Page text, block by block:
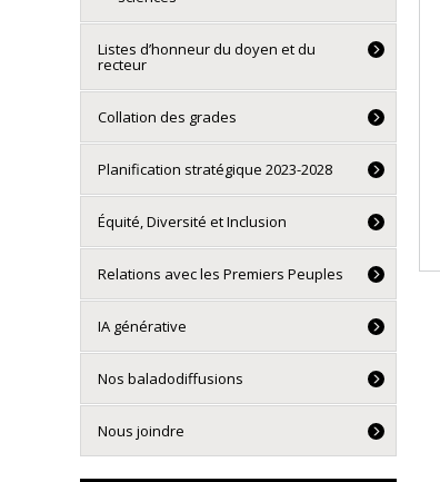
Listes d’honneur du doyen et du
recteur
Collation des grades
Planification stratégique 2023-2028
Équité, Diversité et Inclusion
Relations avec les Premiers Peuples
IA générative
Nos baladodiffusions
Nous joindre